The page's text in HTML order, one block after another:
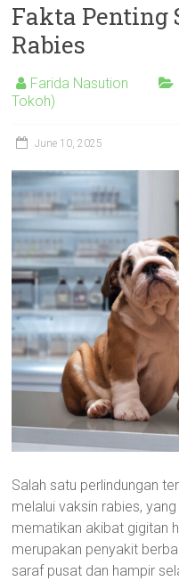
Fakta Penting
Rabies
Farida Nasution
Tokoh)
June 10, 2025
Salah satu perlindungan
melalui vaksin rabies,
mematikan akibat gigitan
merupakan penyakit
saraf pusat dan hampir